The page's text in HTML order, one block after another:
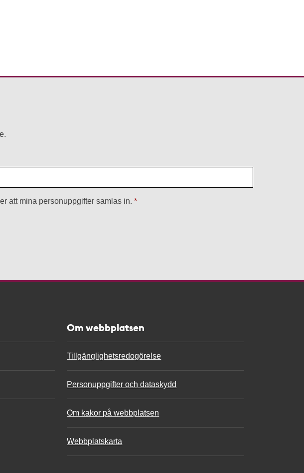
att mina personuppgifter samlas in.
Om webbplatsen
Tillgänglighetsredogörelse
Personuppgifter och dataskydd
Om kakor på webbplatsen
Webbplatskarta